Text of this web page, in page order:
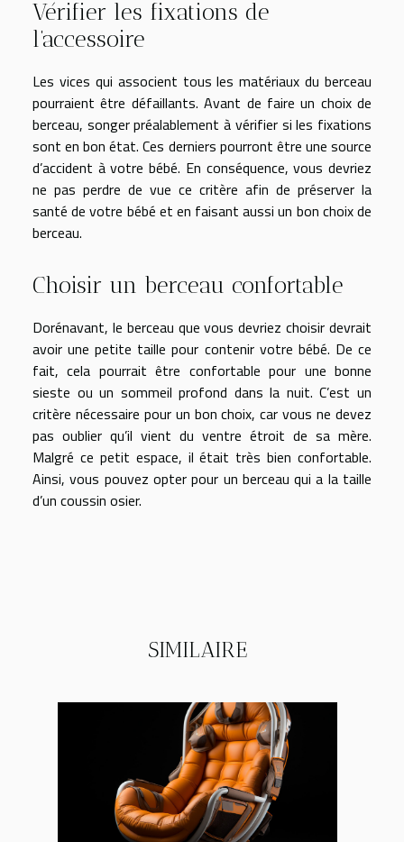
Vérifier les fixations de
l’accessoire
Les vices qui associent tous les matériaux du berceau
pourraient être défaillants. Avant de faire un choix de
berceau, songer préalablement à vérifier si les fixations
sont en bon état. Ces derniers pourront être une source
d’accident à votre bébé. En conséquence, vous devriez
ne pas perdre de vue ce critère afin de préserver la
santé de votre bébé et en faisant aussi un bon choix de
berceau.
Choisir un berceau confortable
Dorénavant, le berceau que vous devriez choisir devrait
avoir une petite taille pour contenir votre bébé. De ce
fait, cela pourrait être confortable pour une bonne
sieste ou un sommeil profond dans la nuit. C’est un
critère nécessaire pour un bon choix, car vous ne devez
pas oublier qu’il vient du ventre étroit de sa mère.
Malgré ce petit espace, il était très bien confortable.
Ainsi, vous pouvez opter pour un berceau qui a la taille
d’un coussin osier.
SIMILAIRE